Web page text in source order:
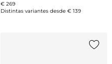
€ 269
Distintas variantes desde € 139